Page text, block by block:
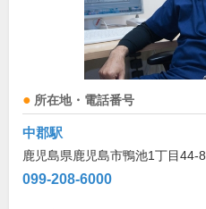
所在地・電話番号
中郡駅
鹿児島県鹿児島市鴨池1丁目44-8
099-208-6000